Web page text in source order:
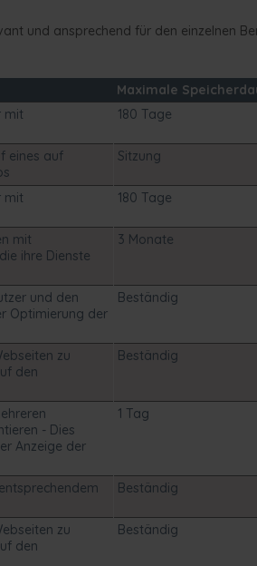
und ansprechend für den einzelnen
Maximale
mit
180 Tage
eines auf
Sitzung
mit
180 Tage
mit
ihre Dienste
3 Monate
und den
Optimierung der
Beständig
zu
den
Beständig
- Dies
Anzeige der
1 Tag
Beständig
zu
den
Beständig